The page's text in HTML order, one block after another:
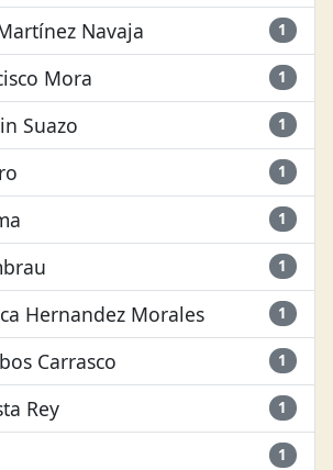
Navaja 1
Mora 1
Suazo 1
1
1
1
Hernandez Morales 1
Carrasco 1
Rey 1
1